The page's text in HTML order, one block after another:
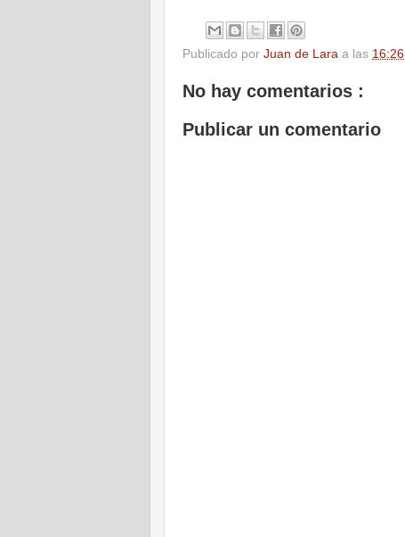
Publicado por Juan de Lara a las 16:26
No hay comentarios :
Publicar un comentario